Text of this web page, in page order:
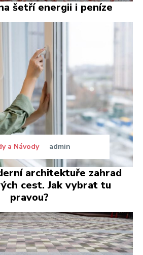
šetří energii i peníze
a Návody admin
architektuře zahrad
cest. Jak vybrat tu
pravou?